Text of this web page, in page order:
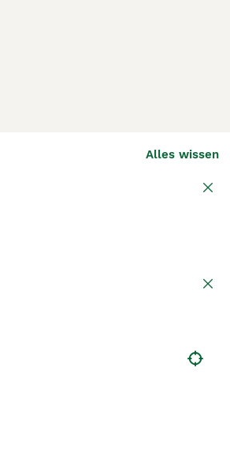
Alles wissen